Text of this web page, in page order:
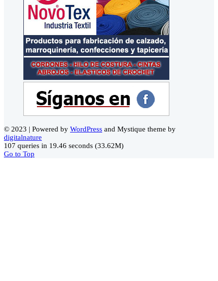
© 2023 | Powered by WordPress and Mystique theme by
digitalnature
107 queries in 19.46 seconds (33.62M)
Go to Top